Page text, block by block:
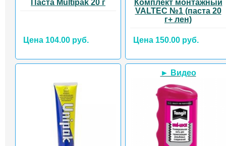
Паста Multipak 20 г
Цена 104.00 руб.
Комплект монтажный
VALTEC №1 (паста 20
г+ лен)
Цена 150.00 руб.
► Видео